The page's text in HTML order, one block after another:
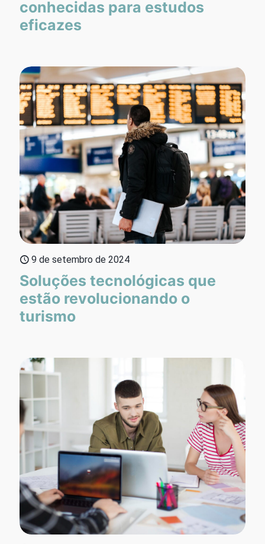
conhecidas para estudos
eficazes
9 de setembro de 2024
Soluções tecnológicas que
estão revolucionando o
turismo